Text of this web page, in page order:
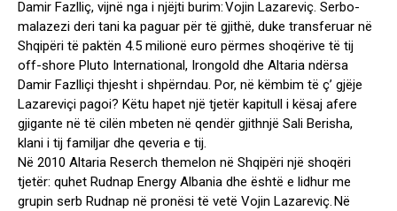
Damir Fazlliç, vijnë nga i njëjti burim: Vojin Lazareviç. Serbo-
malazezi deri tani ka paguar për të gjithë, duke transferuar në
Shqipëri të paktën 4.5 milionë euro përmes shoqërive të tij
off-shore Pluto International, Irongold dhe Altaria ndërsa
Damir Fazlliçi thjesht i shpërndau. Por, në këmbim të ç’ gjëje
Lazareviçi pagoi? Këtu hapet një tjetër kapitull i kësaj afere
gjigante në të cilën mbeten në qendër gjithnjë Sali Berisha,
klani i tij familjar dhe qeveria e tij.
Në 2010 Altaria Reserch themelon në Shqipëri një shoqëri
tjetër: quhet Rudnap Energy Albania dhe është e lidhur me
grupin serb Rudnap në pronësi të vetë Vojin Lazareviç. Në